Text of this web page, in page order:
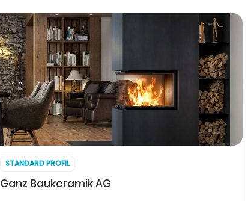
STANDARD PROFIL
Ganz Baukeramik AG